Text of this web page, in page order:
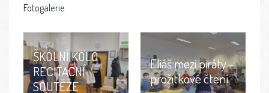
Fotogalerie
ŠKOLNÍ KOLO
RECITAČNÍ
SOUTĚŽE
Eliáš mezi piráty -
prožitkové čtení